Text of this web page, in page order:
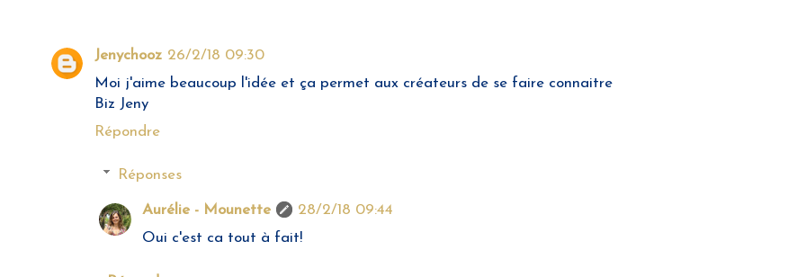
Jenychooz 26/2/18 09:30
Moi j'aime beaucoup l'idée et ça permet aux créateurs de se faire connaitre
Biz Jeny
Répondre
Réponses
Aurélie - Mounette
28/2/18 09:44
Oui c'est ca tout à fait!